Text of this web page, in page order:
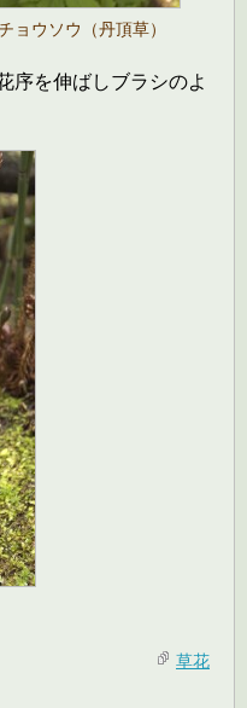
ョウソウ（丹頂草）
序を伸ばしブラシのよ
草花